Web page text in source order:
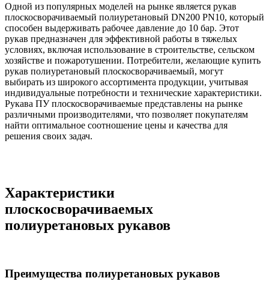
Одной из популярных моделей на рынке является рукав
плоскосворачиваемый полиуретановый DN200 PN10, который
способен выдерживать рабочее давление до 10 бар. Этот
рукав предназначен для эффективной работы в тяжелых
условиях, включая использование в строительстве, сельском
хозяйстве и пожаротушении. Потребители, желающие купить
рукав полиуретановый плоскосворачиваемый, могут
выбирать из широкого ассортимента продукции, учитывая
индивидуальные потребности и технические характеристики.
Рукава ПУ плоскосворачиваемые представлены на рынке
различными производителями, что позволяет покупателям
найти оптимальное соотношение цены и качества для
решения своих задач.
Характеристики
плоскосворачиваемых
полиуретановых рукавов
Преимущества полиуретановых рукавов